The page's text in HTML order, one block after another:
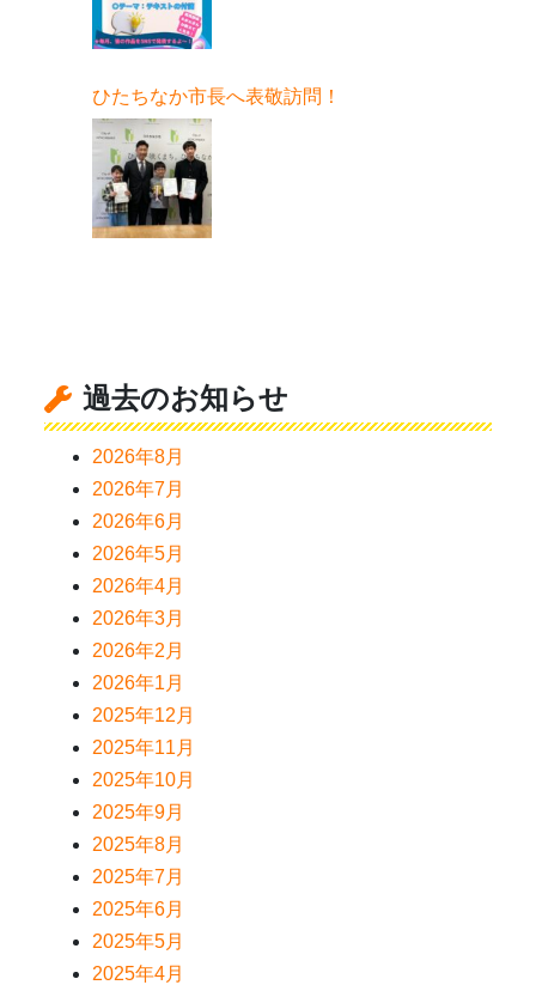
ひたちなか市長へ表敬訪問！
過去のお知らせ
2026年8月
2026年7月
2026年6月
2026年5月
2026年4月
2026年3月
2026年2月
2026年1月
2025年12月
2025年11月
2025年10月
2025年9月
2025年8月
2025年7月
2025年6月
2025年5月
2025年4月